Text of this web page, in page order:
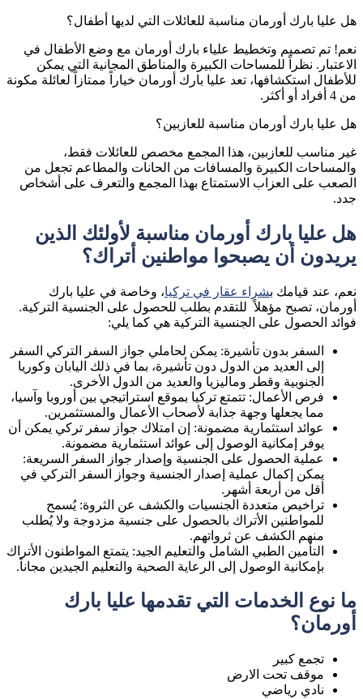
هل عليا بارك أورمان مناسبة للعائلات التي لديها أطفال؟
نعم! تم تصميم وتخطيط علياء بارك أورمان مع وضع الأطفال في
الاعتبار. نظراً للمساحات الكبيرة والمناطق المجانية التي يمكن
للأطفال استكشافها، تعد عليا بارك أورمان خياراً ممتازاً لعائلة مكونة
من 4 أفراد أو أكثر.
هل عليا بارك أورمان مناسبة للعازبين؟
غير مناسب للعازبين، هذا المجمع مخصص للعائلات فقط،
والمساحات الكبيرة والمسافات من الحانات والمطاعم تجعل من
الصعب على العزاب الاستمتاع بهذا المجمع والتعرف على أشخاص
جدد.
هل عليا بارك أورمان مناسبة لأولئك الذين
يريدون أن يصبحوا مواطنين أتراك؟
نعم، عند قيامك بشراء عقار في تركيا، وخاصة في عليا بارك
أورمان، تصبح مؤهلاً للتقدم بطلب للحصول على الجنسية التركية.
فوائد الحصول على الجنسية التركية هي كما يلي:
السفر بدون تأشيرة: يمكن لحاملي جواز السفر التركي السفر
إلى العديد من الدول دون تأشيرة، بما في ذلك اليابان وكوريا
الجنوبية وقطر وماليزيا والعديد من الدول الأخرى.
فرص الأعمال: تتمتع تركيا بموقع استراتيجي بين أوروبا وآسيا،
مما يجعلها وجهة جذابة لأصحاب الأعمال والمستثمرين.
عوائد استثمارية مضمونة: إن امتلاك جواز سفر تركي يمكن أن
يوفر إمكانية الوصول إلى عوائد استثمارية مضمونة.
عملية الحصول على الجنسية وإصدار جواز السفر السريعة:
يمكن إكمال عملية إصدار الجنسية وجواز السفر التركي في
أقل من أربعة أشهر.
تراخيص متعددة الجنسيات والكشف عن الثروة: يُسمح
للمواطنين الأتراك بالحصول على جنسية مزدوجة ولا يُطلب
منهم الكشف عن ثرواتهم.
التأمين الطبي الشامل والتعليم الجيد: يتمتع المواطنون الأتراك
بإمكانية الوصول إلى الرعاية الصحية والتعليم الجيدين مجاناً.
ما نوع الخدمات التي تقدمها عليا بارك
أورمان؟
تجمع كبير
موقف تحت الارض
نادي رياضي